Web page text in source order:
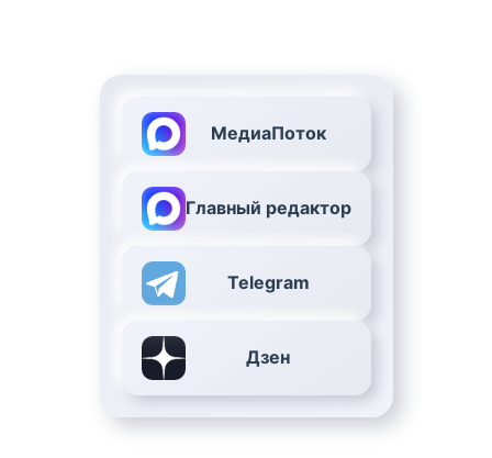
МедиаПоток
Главный редактор
Telegram
Дзен